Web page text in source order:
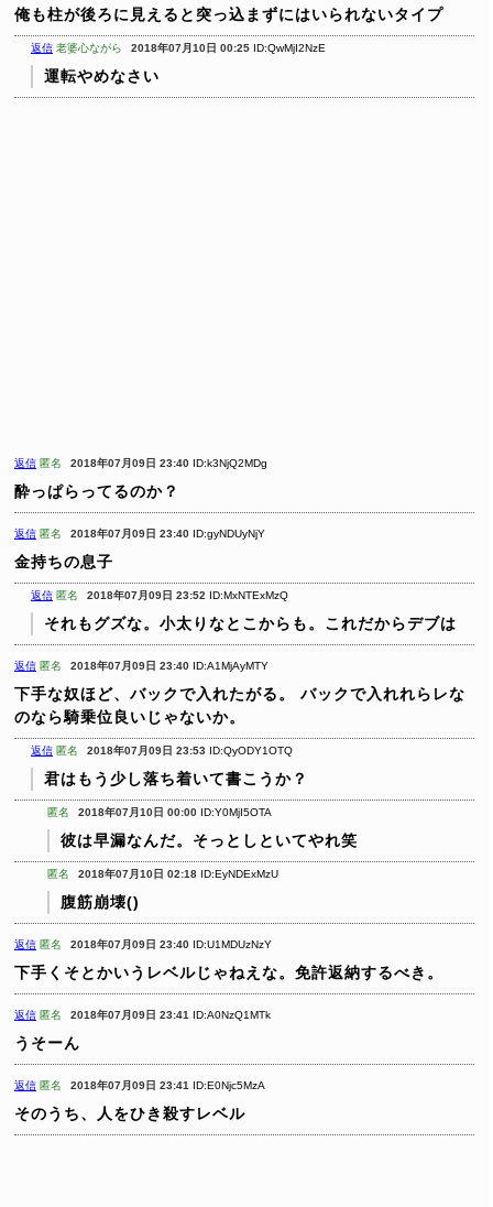
俺も柱が後ろに見えると突っ込まずにはいられないタイプ
返信 老婆心ながら 2018年07月10日 00:25 ID:QwMjI2NzE
運転やめなさい
返信 匿名 2018年07月09日 23:40 ID:k3NjQ2MDg
酔っぱらってるのか？
返信 匿名 2018年07月09日 23:40 ID:gyNDUyNjY
金持ちの息子
返信 匿名 2018年07月09日 23:52 ID:MxNTExMzQ
それもグズな。小太りなとこからも。これだからデブは
返信 匿名 2018年07月09日 23:40 ID:A1MjAyMTY
下手な奴ほど、バックで入れたがる。
バックで入れれらレな
のなら騎乗位良いじゃないか。
返信 匿名 2018年07月09日 23:53 ID:QyODY1OTQ
君はもう少し落ち着いて書こうか？
匿名 2018年07月10日 00:00 ID:Y0MjI5OTA
彼は早漏なんだ。そっとしといてやれ笑
匿名 2018年07月10日 02:18 ID:EyNDExMzU
腹筋崩壊()
返信 匿名 2018年07月09日 23:40 ID:U1MDUzNzY
下手くそとかいうレベルじゃねえな。免許返納するべき。
返信 匿名 2018年07月09日 23:41 ID:A0NzQ1MTk
うそーん
返信 匿名 2018年07月09日 23:41 ID:E0Njc5MzA
そのうち、人をひき殺すレベル